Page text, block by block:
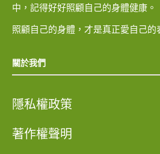
中，記得好好照顧自己的身體健康。
照顧自己的身體，才是真正愛自己的
關於我們
隱私權政策
著作權聲明